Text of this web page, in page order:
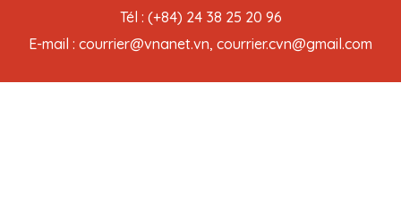
Tél : (+84) 24 38 25 20 96
E-mail : courrier@vnanet.vn, courrier.cvn@gmail.com